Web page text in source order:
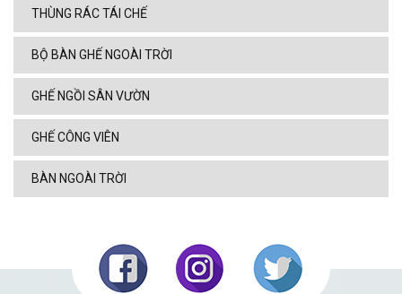
THÙNG RÁC TÁI CHẾ
BỘ BÀN GHẾ NGOÀI TRỜI
GHẾ NGỒI SÂN VƯỜN
GHẾ CÔNG VIÊN
BÀN NGOÀI TRỜI